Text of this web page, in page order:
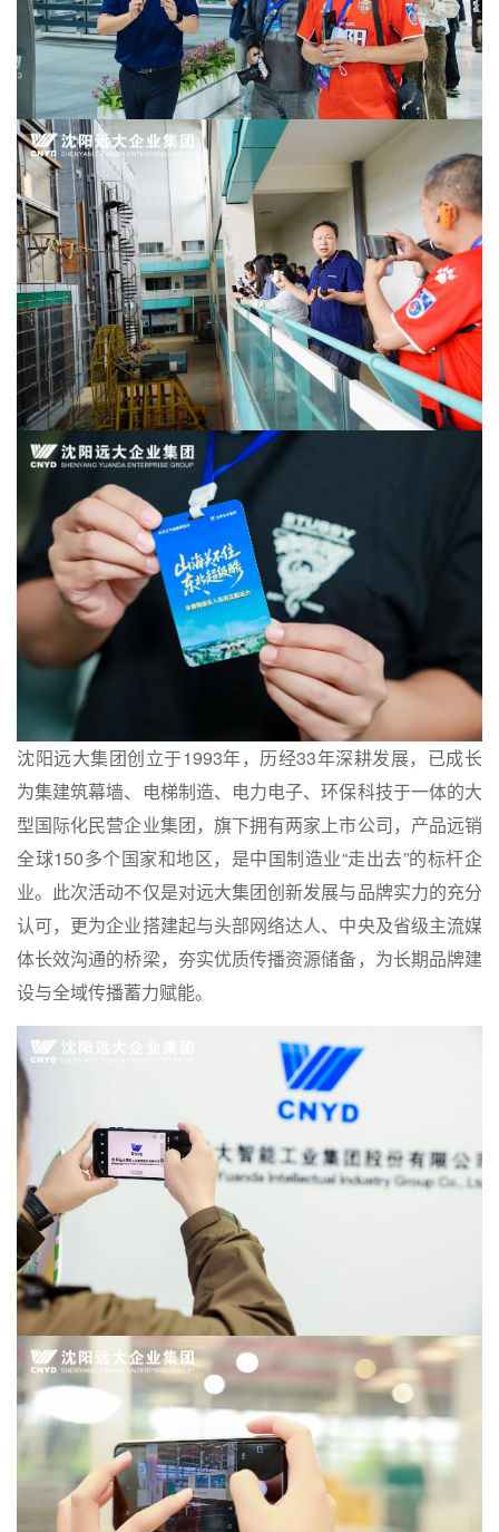
沈阳远大集团创立于1993年，历经33年深耕发展，已成长
为集建筑幕墙、电梯制造、电力电子、环保科技于一体的大
型国际化民营企业集团，旗下拥有两家上市公司，产品远销
全球150多个国家和地区，是中国制造业“走出去”的标杆企
业。此次活动不仅是对远大集团创新发展与品牌实力的充分
认可，更为企业搭建起与头部网络达人、中央及省级主流媒
体长效沟通的桥梁，夯实优质传播资源储备，为长期品牌建
设与全域传播蓄力赋能。